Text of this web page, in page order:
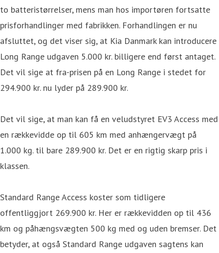
to batteristørrelser, mens man hos importøren fortsatte
prisforhandlinger med fabrikken. Forhandlingen er nu
afsluttet, og det viser sig, at Kia Danmark kan introducere
Long Range udgaven 5.000 kr. billigere end først antaget.
Det vil sige at fra-prisen på en Long Range i stedet for
294.900 kr. nu lyder på 289.900 kr.
Det vil sige, at man kan få en veludstyret EV3 Access med
en rækkevidde op til 605 km med anhængervægt på
1.000 kg. til bare 289.900 kr. Det er en rigtig skarp pris i
klassen.
Standard Range Access koster som tidligere
offentliggjort 269.900 kr. Her er rækkevidden op til 436
km og påhængsvægten 500 kg med og uden bremser. Det
betyder, at også Standard Range udgaven sagtens kan